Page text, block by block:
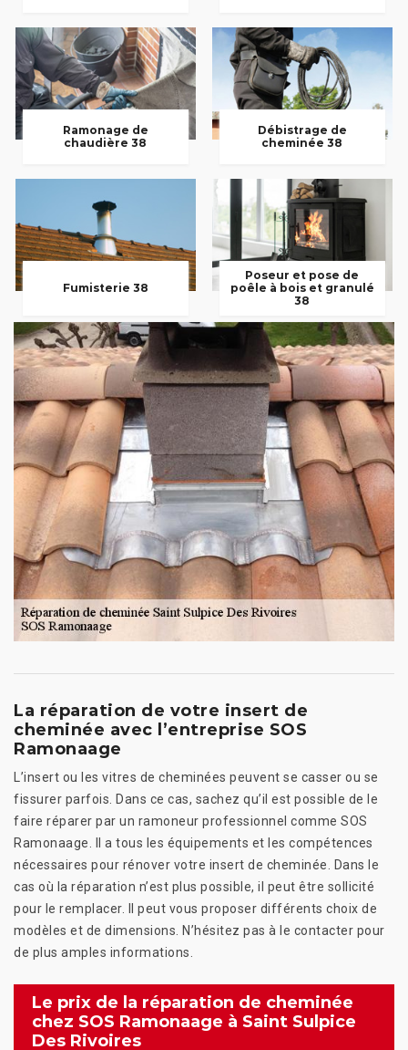
Ramonage de
chaudière 38
Débistrage de
cheminée 38
Fumisterie 38
Poseur et pose de
poêle à bois et granulé
38
La réparation de votre insert de
cheminée avec l’entreprise SOS
Ramonaage
L’insert ou les vitres de cheminées peuvent se casser ou se
fissurer parfois. Dans ce cas, sachez qu’il est possible de le
faire réparer par un ramoneur professionnel comme SOS
Ramonaage. Il a tous les équipements et les compétences
nécessaires pour rénover votre insert de cheminée. Dans le
cas où la réparation n’est plus possible, il peut être sollicité
pour le remplacer. Il peut vous proposer différents choix de
modèles et de dimensions. N’hésitez pas à le contacter pour
de plus amples informations.
Le prix de la réparation de cheminée
chez SOS Ramonaage à Saint Sulpice
Des Rivoires